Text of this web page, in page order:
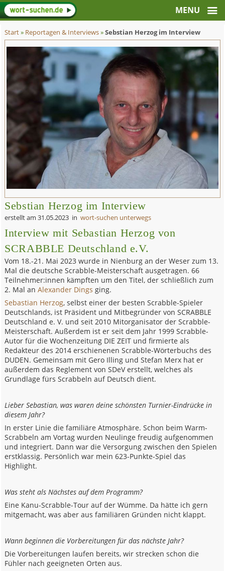
Start» Reportagen & Interviews»Sebstian Herzog im Interview
Sebstian Herzog im Interview
erstellt am31.05.2023 inwort-suchen unterwegs
Interview mit Sebastian Herzog von
SCRABBLE Deutschland e.V.
Vom 18.-21. Mai 2023 wurde in Nienburg an der Weser zum 13.
Mal die deutsche Scrabble-Meisterschaft ausgetragen. 66
Teilnehmer:innen kämpften um den Titel, der schließlich zum
2. Mal anAlexander Dings ging.
Sebastian Herzog, selbst einer der besten Scrabble-Spieler
Deutschlands, ist Präsident und Mitbegründer von SCRABBLE
Deutschland e. V. und seit 2010 Mitorganisator der Scrabble-
Meisterschaft. Außerdem ist er seit dem Jahr 1999 Scrabble-
Autor für die Wochenzeitung DIE ZEIT und firmierte als
Redakteur des 2014 erschienenen Scrabble-Wörterbuchs des
DUDEN. Gemeinsam mit Gero Illing und Stefan Merx hat er
außerdem das Reglement von SDeV erstellt, welches als
Grundlage fürs Scrabbeln auf Deutsch dient.
Lieber Sebastian, was waren deine schönsten Turnier-Eindrücke in
diesem Jahr?
In erster Linie die familiäre Atmosphäre. Schon beim Warm-
Scrabbeln am Vortag wurden Neulinge freudig aufgenommen
und integriert. Dann war die Versorgung zwischen den Spielen
erstklassig. Persönlich war mein 623-Punkte-Spiel das
Highlight.
Was steht als Nächstes auf dem Programm?
Eine Kanu-Scrabble-Tour auf der Wümme. Da hätte ich gern
mitgemacht, was aber aus familiären Gründen nicht klappt.
Wann beginnen die Vorbereitungen für das nächste Jahr?
Die Vorbereitungen laufen bereits, wir strecken schon die
Fühler nach geeigneten Orten aus.